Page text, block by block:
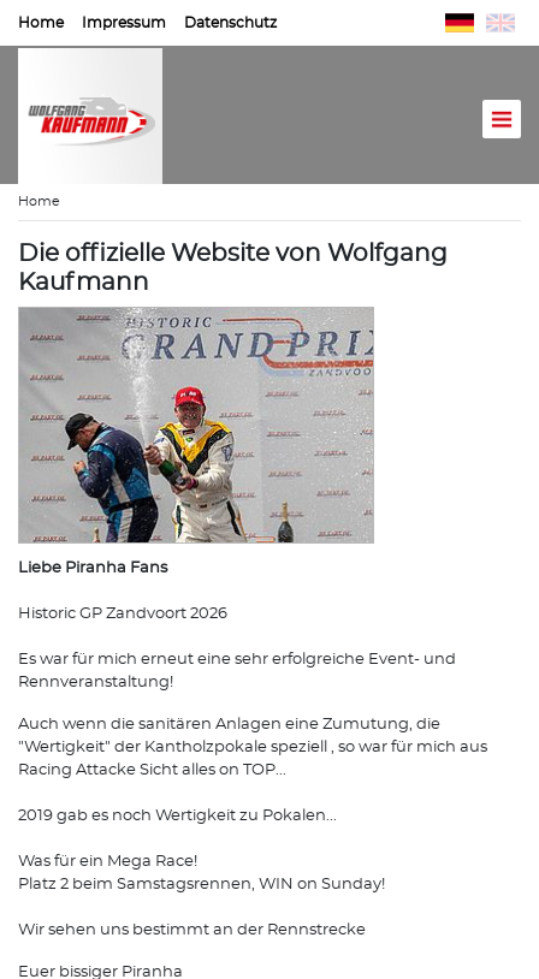
Home Impressum Datenschutz
Home
Die offizielle Website von Wolfgang
Kaufmann
Liebe Piranha Fans
Historic GP Zandvoort 2026
Es war für mich erneut eine sehr erfolgreiche Event- und
Rennveranstaltung!
Auch wenn die sanitären Anlagen eine Zumutung, die
"Wertigkeit" der Kantholzpokale speziell , so war für mich aus
Racing Attacke Sicht alles on TOP...
2019 gab es noch Wertigkeit zu Pokalen...
Was für ein Mega Race!
Platz 2 beim Samstagsrennen, WIN on Sunday!
Wir sehen uns bestimmt an der Rennstrecke
Euer bissiger Piranha